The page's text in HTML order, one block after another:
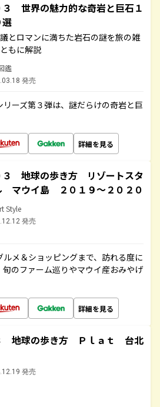
３ 世界の魅力的な奇岩と巨石１
選
とロマンに満ちた岩石の謎を旅の雑
もに解説
鑑
発売
リーズ第３弾は、謎だらけの奇岩と巨
詳細を見る
３ 地球の歩き方 リゾートスタ
マウイ島 ２０１９～２０２０
Style
発売
メ＆ショッピングまで、訪れる度に
のファーム巡りやマウイ産おみやげ
詳細を見る
地球の歩き方 Ｐｌａｔ 台北
発売